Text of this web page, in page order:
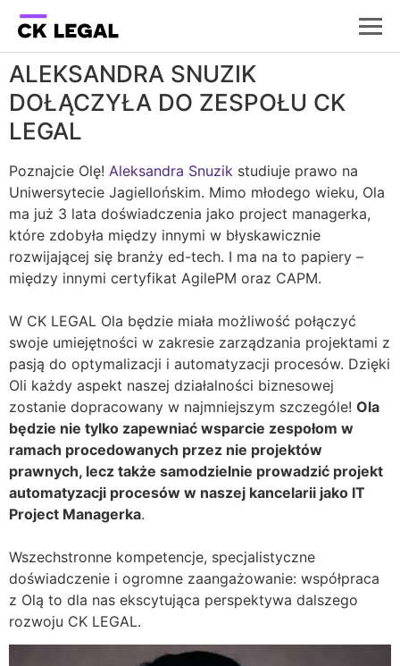
ALEKSANDRA SNUZIK
DOŁĄCZYŁA DO ZESPOŁU CK
LEGAL
Poznajcie Olę! Aleksandra Snuzik studiuje prawo na
Uniwersytecie Jagiellońskim. Mimo młodego wieku, Ola
ma już 3 lata doświadczenia jako project managerka,
które zdobyła między innymi w błyskawicznie
rozwijającej się branży ed-tech. I ma na to papiery –
między innymi certyfikat AgilePM oraz CAPM.
W CK LEGAL Ola będzie miała możliwość połączyć
swoje umiejętności w zakresie zarządzania projektami z
pasją do optymalizacji i automatyzacji procesów. Dzięki
Oli każdy aspekt naszej działalności biznesowej
zostanie dopracowany w najmniejszym szczególe! Ola
będzie nie tylko zapewniać wsparcie zespołom w
ramach procedowanych przez nie projektów
prawnych, lecz także samodzielnie prowadzić projekt
automatyzacji procesów w naszej kancelarii jako IT
Project Managerka.
Wszechstronne kompetencje, specjalistyczne
doświadczenie i ogromne zaangażowanie: współpraca
z Olą to dla nas ekscytująca perspektywa dalszego
rozwoju CK LEGAL.